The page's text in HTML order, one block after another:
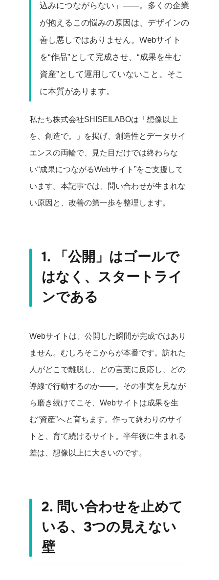
込みにつながらない」——。多くの企業
が抱えるこの悩みの原因は、デザインの
善し悪しではありません。Webサイト
を“作品”として完成させ、“成果を生む
資産”として運用していないこと。そこ
に本質があります。
私たち株式会社SHISEILABOは「想像以上
を、創造で。」を掲げ、創造性とデータサイ
エンスの両輪で、見た目だけでは終わらな
い“成果につながるWebサイト”をご支援して
います。本記事では、問い合わせが生まれな
い原因と、改善の第一歩を整理します。
1. 「公開」はゴールで
はなく、スタートライ
ンである
Webサイトは、公開した瞬間が完成ではあり
ません。むしろそこからが本番です。訪れた
人がどこで離脱し、どの言葉に反応し、どの
導線で行動するのか——。その事実を見なが
ら磨き続けてこそ、Webサイトは成果を生
む“資産”へと育ちます。作って終わりのサイ
トと、育て続けるサイト。半年後に生まれる
差は、想像以上に大きいのです。
2. 問い合わせを止めて
いる、3つの見えない
壁